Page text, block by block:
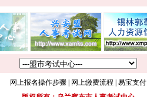
网上报名操作步骤 网上缴费流程
易宝支付